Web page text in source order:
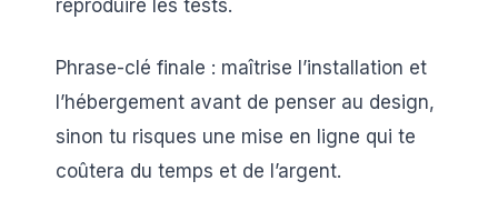
reproduire les tests.
Phrase-clé finale : maîtrise l’installation et
l’hébergement avant de penser au design,
sinon tu risques une mise en ligne qui te
coûtera du temps et de l’argent.